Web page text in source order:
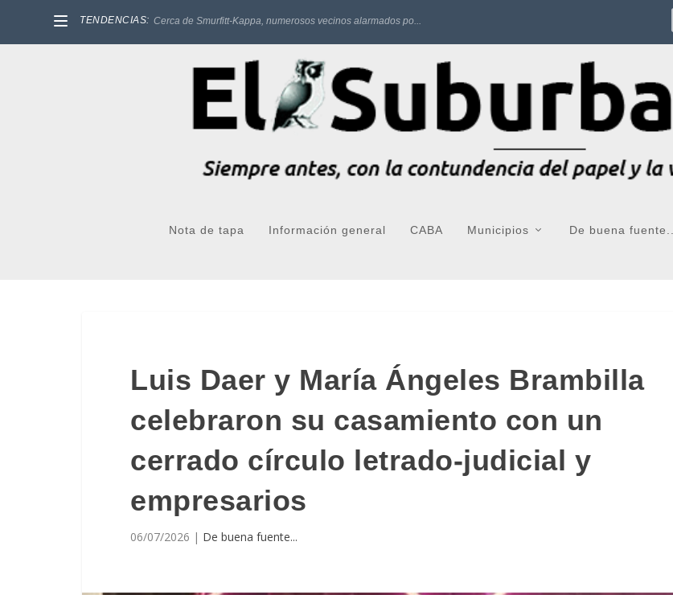
TENDENCIAS: Cerca de Smurfitt-Kappa, numerosos vecinos alarmados po...
Nota de tapa Información general CABA Municipios De buena fuente...
Luis Daer y María Ángeles Brambilla
celebraron su casamiento con un
cerrado círculo letrado-judicial y
empresarios
06/07/2026 | De buena fuente...